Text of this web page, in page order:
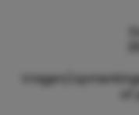
Vragen/